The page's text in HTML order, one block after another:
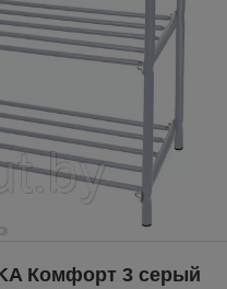
Комфорт 3 серый